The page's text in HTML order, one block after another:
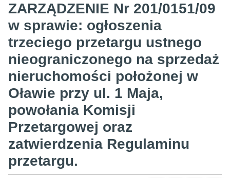
ZARZĄDZENIE Nr 201/0151/09
w sprawie: ogłoszenia
trzeciego przetargu ustnego
nieograniczonego na sprzedaż
nieruchomości położonej w
Oławie przy ul. 1 Maja,
powołania Komisji
Przetargowej oraz
zatwierdzenia Regulaminu
przetargu.